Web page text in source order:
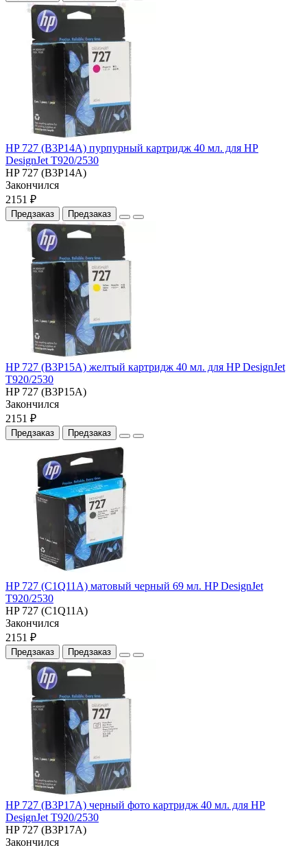
HP 727 (B3P14A) пурпурный картридж 40 мл. для HP
DesignJet T920/2530
HP 727 (B3P14A)
Закончился
2151 ₽
Предзаказ Предзаказ
HP 727 (B3P15A) желтый картридж 40 мл. для HP DesignJet
T920/2530
HP 727 (B3P15A)
Закончился
2151 ₽
Предзаказ Предзаказ
HP 727 (C1Q11A) матовый черный 69 мл. HP DesignJet
T920/2530
HP 727 (C1Q11A)
Закончился
2151 ₽
Предзаказ Предзаказ
HP 727 (B3P17A) черный фото картридж 40 мл. для HP
DesignJet T920/2530
HP 727 (B3P17A)
Закончился